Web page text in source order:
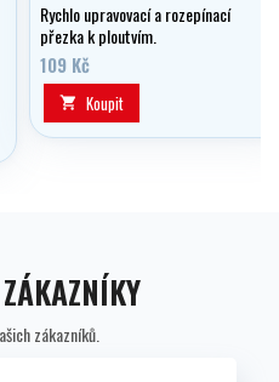
Rychlo upravovací a rozepínací
přezka k ploutvím.
109 Kč
 Koupit
zákazníků.